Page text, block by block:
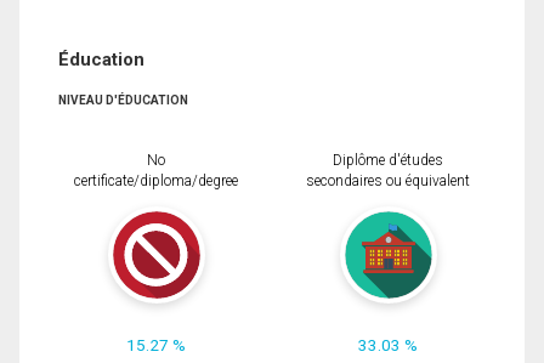
Éducation
NIVEAU D'ÉDUCATION
No
certificate/diploma/degree
15.27 %
Diplôme d'études
secondaires ou équivalent
33.03 %